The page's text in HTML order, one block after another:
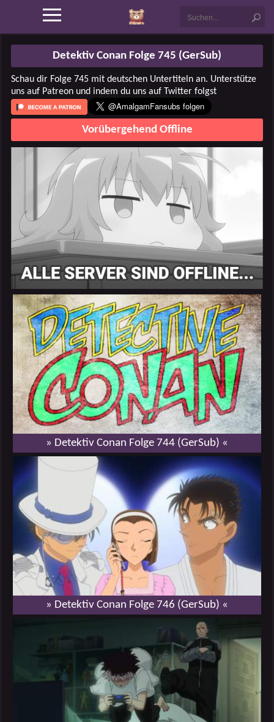
Detektiv Conan Folge 745 (GerSub)
Schau dir Folge 745 mit deutschen Untertiteln an. Unterstütze
uns auf Patreon und indem du uns auf Twitter folgst
Vorübergehend Offline
» Detektiv Conan Folge 744 (GerSub) «
» Detektiv Conan Folge 746 (GerSub) «